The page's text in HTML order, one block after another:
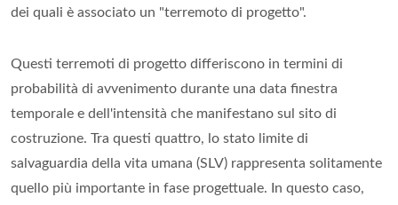
dei quali è associato un "terremoto di progetto".
Questi terremoti di progetto differiscono in termini di
probabilità di avvenimento durante una data finestra
temporale e dell'intensità che manifestano sul sito di
costruzione. Tra questi quattro, lo stato limite di
salvaguardia della vita umana (SLV) rappresenta solitamente
quello più importante in fase progettuale. In questo caso,